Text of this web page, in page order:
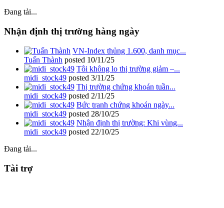
Đang tải...
Nhận định thị trường hàng ngày
VN-Index thủng 1.600, danh mục...
Tuấn Thành posted 10/11/25
Tôi không lo thị trường giảm –...
midi_stock49 posted 3/11/25
Thị trường chứng khoán tuần...
midi_stock49 posted 2/11/25
Bức tranh chứng khoán ngày...
midi_stock49 posted 28/10/25
Nhận định thị trường: Khi vùng...
midi_stock49 posted 22/10/25
Đang tải...
Tài trợ